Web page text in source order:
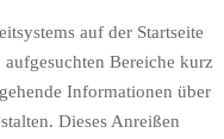
auf der Startseite
Bereiche kurz
Informationen über
Dieses Anreißen